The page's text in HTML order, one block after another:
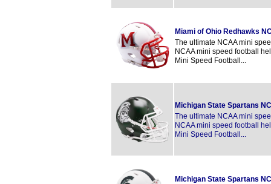
Miami of Ohio Redhawks
The ultimate NCAA mini
NCAA mini speed football
Mini Speed Football...
Michigan State Spartans
The ultimate NCAA mini
NCAA mini speed football
Mini Speed Football...
Michigan State Spartans